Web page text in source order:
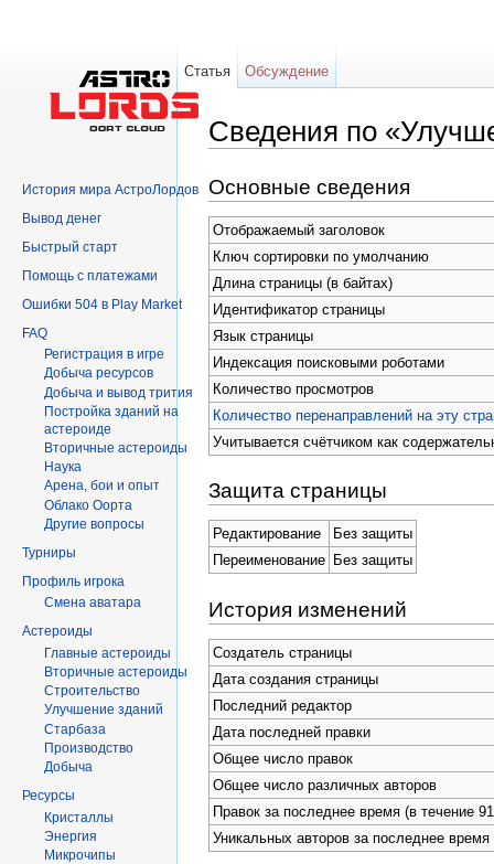
Сведения по
Основные сведения
Отображаемый заголовок
Ключ сортировки по умолчанию
Длина страницы (в байтах)
Идентификатор страницы
Язык страницы
Индексация поисковыми роботами
Количество просмотров
Количество перенаправлений на эту
Учитывается счётчиком как
Защита страницы
Редактирование
Без защиты
Переименование
Без защиты
История изменений
Создатель страницы
Дата создания страницы
Последний редактор
Дата последней правки
Общее число правок
Общее число различных авторов
Правок за последнее время (в течение
Уникальных авторов за последнее время
Статья Обсуждение
История мира АстроЛордов
Вывод денег
Быстрый старт
Помощь с платежами
Ошибки 504 в Play Market
FAQ
Регистрация в игре
Добыча ресурсов
Добыча и вывод трития
Постройка зданий на
астероиде
Вторичныe астероиды
Hаука
Арена, бои и опыт
Облако Оорта
Другие вопросы
Турниры
Профиль игрока
Смена аватара
Астероиды
Главные астероиды
Вторичные астероиды
Строительство
Улучшение зданий
Старбаза
Производство
Добыча
Ресурсы
Кристаллы
Энергия
Микрочипы